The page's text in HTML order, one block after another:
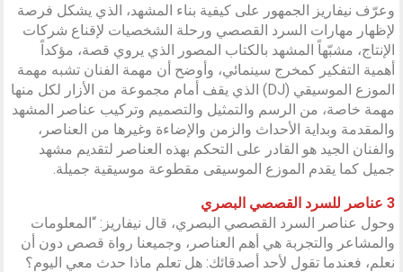
وعرّف نيفاريز الجمهور على كيفية بناء المشهد، الذي يشكل فرصة
لإظهار مهارات السرد القصصي ورحلة الشخصيات لإقناع شركات
الإنتاج، مشبّهاً المشهد بالكتاب المصور الذي يروي قصة، مؤكداً
أهمية التفكير كمخرج سينمائي، وأوضح أن مهمة الفنان تشبه مهمة
الموزع الموسيقي (DJ) الذي يقف أمام مجموعة من الأزار لكل منها
مهمة خاصة، من الرسم والتمثيل والتصميم وتركيب عناصر المشهد
والمقدمة وبداية الأحداث والزمن والإضاءة وغيرها من العناصر،
والفنان الجيد هو القادر على التحكم بهذه العناصر لتقديم مشهد
جميل كما يقدم الموزع الموسيقى مقطوعة موسيقية جميلة.
3 عناصر للسرد القصصي البصري
وحول عناصر السرد القصصي البصري، قال نيفاريز: “المعلومات
والمشاعر والتجربة هي أهم العناصر، وجميعنا رواة قصص دون أن
نعلم، فعندما تقول لأحد أصدقائك: هل تعلم ماذا حدث معي اليوم؟